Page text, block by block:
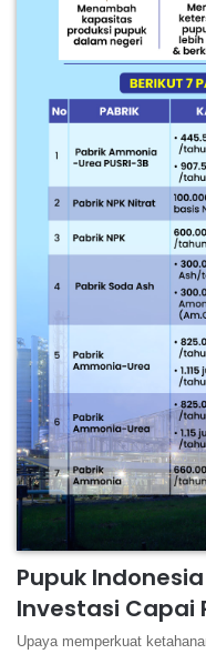
Pupuk
Investasi Capai
Upaya memperkuat